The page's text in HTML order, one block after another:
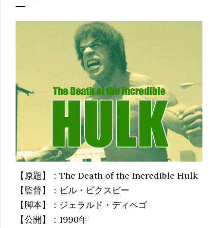
【原題】：The Death of the Incredible Hulk
【監督】：ビル・ビクスビー
【脚本】：ジェラルド・ディペゴ
【公開】：1990年